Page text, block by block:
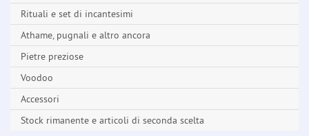
Rituali e set di incantesimi
Athame, pugnali e altro ancora
Pietre preziose
Voodoo
Accessori
Stock rimanente e articoli di seconda scelta